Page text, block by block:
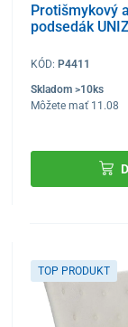
Protišmykový
podsedák
KÓD: P4411
Skladom >10ks
Môžete mať 11.08
TOP PRODUKT